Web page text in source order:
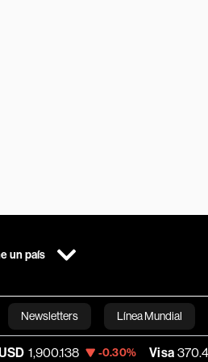
un país
Newsletters Línea Mundial
Bloomberg
-0.30% Visa 370.47 +0.52%